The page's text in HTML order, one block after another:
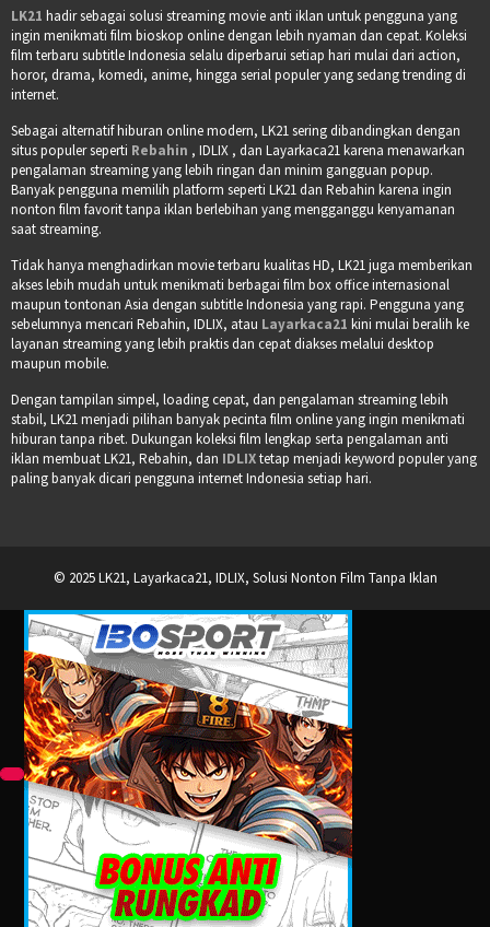
LK21 hadir sebagai solusi streaming movie anti iklan untuk pengguna yang
ingin menikmati film bioskop online dengan lebih nyaman dan cepat. Koleksi
film terbaru subtitle Indonesia selalu diperbarui setiap hari mulai dari action,
horor, drama, komedi, anime, hingga serial populer yang sedang trending di
internet.
Sebagai alternatif hiburan online modern, LK21 sering dibandingkan dengan
situs populer seperti Rebahin , IDLIX , dan Layarkaca21 karena menawarkan
pengalaman streaming yang lebih ringan dan minim gangguan popup.
Banyak pengguna memilih platform seperti LK21 dan Rebahin karena ingin
nonton film favorit tanpa iklan berlebihan yang mengganggu kenyamanan
saat streaming.
Tidak hanya menghadirkan movie terbaru kualitas HD, LK21 juga memberikan
akses lebih mudah untuk menikmati berbagai film box office internasional
maupun tontonan Asia dengan subtitle Indonesia yang rapi. Pengguna yang
sebelumnya mencari Rebahin, IDLIX, atau Layarkaca21 kini mulai beralih ke
layanan streaming yang lebih praktis dan cepat diakses melalui desktop
maupun mobile.
Dengan tampilan simpel, loading cepat, dan pengalaman streaming lebih
stabil, LK21 menjadi pilihan banyak pecinta film online yang ingin menikmati
hiburan tanpa ribet. Dukungan koleksi film lengkap serta pengalaman anti
iklan membuat LK21, Rebahin, dan IDLIXtetap menjadi keyword populer yang
paling banyak dicari pengguna internet Indonesia setiap hari.
© 2025 LK21, Layarkaca21, IDLIX, Solusi Nonton Film Tanpa Iklan